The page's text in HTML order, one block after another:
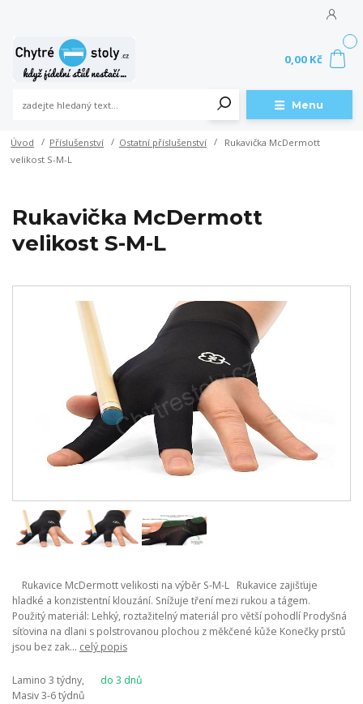
Menu
0,00 Kč
Úvod Příslušenství Ostatní příslušenství
Rukavička McDermott
velikost S-M-L
Rukavička McDermott
velikost S-M-L
Rukavice McDermott velikosti na výběr S-M-L Rukavice zajišťuje
hladké a konzistentní klouzání. Snížuje tření mezi rukou a tágem.
Použitý materiál: Lehký, roztažitelný materiál pro větší pohodlí Prodyšná
síťovina na dlani s polstrovanou plochou z měkčené kůže Konečky prstů
jsou bez zak... celý popis
Lamino 3 týdny,
Masiv 3-6 týdnů
do 3 dnů